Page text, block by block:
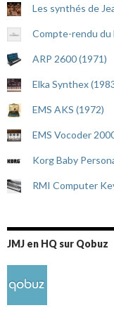
Les synthés de
Compte-rendu du
ARP 2600 (1971)
Elka Synthex
EMS AKS (1972)
EMS Vocoder
Korg Baby
RMI Computer
JMJ en HQ sur Qobuz